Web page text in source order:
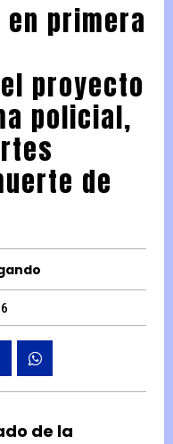
en primera
proyecto
policial,
de
de la